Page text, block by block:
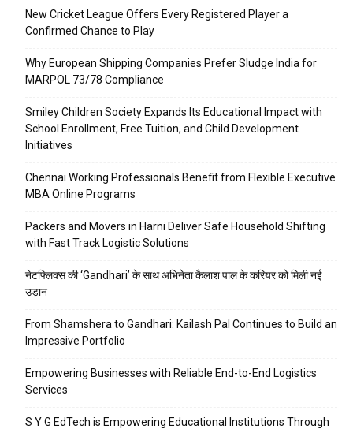
New Cricket League Offers Every Registered Player a
Confirmed Chance to Play
Why European Shipping Companies Prefer Sludge India for
MARPOL 73/78 Compliance
Smiley Children Society Expands Its Educational Impact with
School Enrollment, Free Tuition, and Child Development
Initiatives
Chennai Working Professionals Benefit from Flexible Executive
MBA Online Programs
Packers and Movers in Harni Deliver Safe Household Shifting
with Fast Track Logistic Solutions
नेटफ्लिक्स की ‘Gandhari’ के साथ अभिनेता कैलाश पाल के करियर को मिली नई
उड़ान
From Shamshera to Gandhari: Kailash Pal Continues to Build an
Impressive Portfolio
Empowering Businesses with Reliable End-to-End Logistics
Services
S Y G EdTech is Empowering Educational Institutions Through